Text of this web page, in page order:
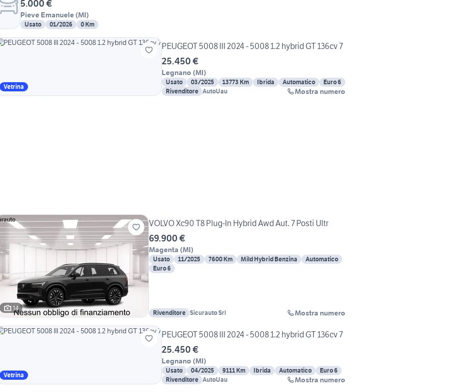
5.000 €
Pieve Emanuele (MI)
Usato 01/2026 0 Km
Vetrina
PEUGEOT 5008 III 2024 - 5008 1.2 hybrid GT 136cv 7
25.450 €
Legnano (MI)
Usato 03/2025 13773 Km Ibrida Automatico
Euro 6
Rivenditore AutoUau Mostra numero
14
VOLVO Xc90 T8 Plug-In Hybrid Awd Aut. 7 Posti Ultr
69.900 €
Magenta (MI)
Usato 11/2025 7600 Km Mild Hybrid Benzina
Automatico
Euro 6
Rivenditore Sicurauto Srl Mostra numero
Vetrina
PEUGEOT 5008 III 2024 - 5008 1.2 hybrid GT 136cv 7
25.450 €
Legnano (MI)
Usato 04/2025 9111 Km Ibrida Automatico
Euro 6
Rivenditore AutoUau Mostra numero